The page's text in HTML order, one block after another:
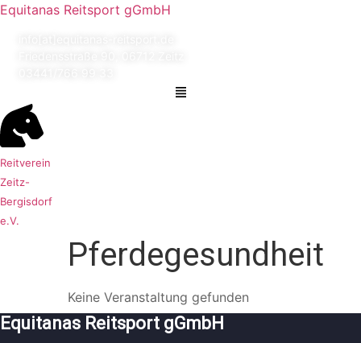
Equitanas Reitsport gGmbH
Menü
Reitverein
Zeitz-
Bergisdorf
e.V.
Pferdegesundheit
Keine Veranstaltung gefunden
Equitanas Reitsport gGmbH